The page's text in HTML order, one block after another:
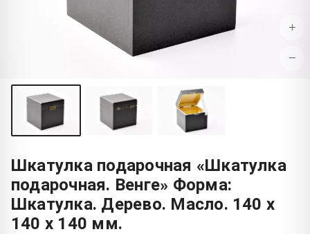
+
−
Шкатулка подарочная «Шкатулка
подарочная. Венге» Форма:
Шкатулка. Дерево. Масло. 140 x
140 x 140 мм.